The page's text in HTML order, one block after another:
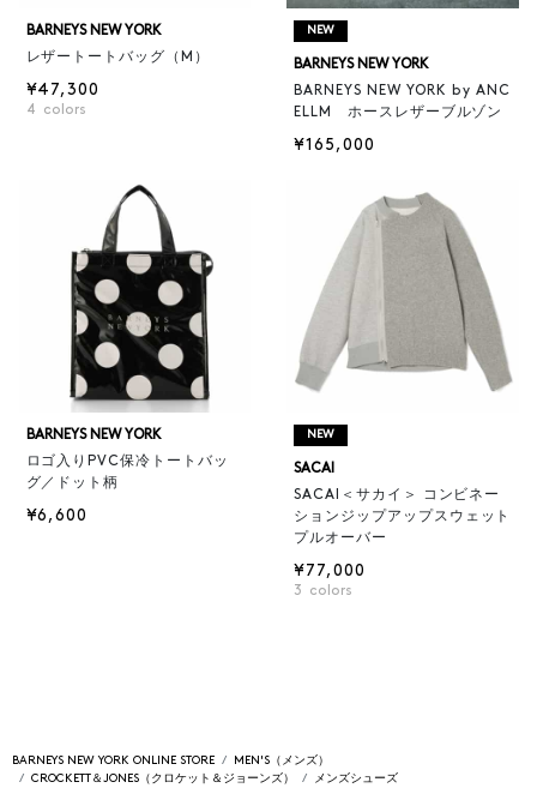
BARNEYS NEW YORK
レザートートバッグ（M）
¥47,300
4 colors
NEW
BARNEYS NEW YORK
BARNEYS NEW YORK by ANC
ELLM ホースレザーブルゾン
¥165,000
BARNEYS NEW YORK
ロゴ入りPVC保冷トートバッ
グ／ドット柄
¥6,600
NEW
SACAI
SACAI＜サカイ＞ コンビネー
ションジップアップスウェット
プルオーバー
¥77,000
3 colors
BARNEYS NEW YORK ONLINE STORE
MEN'S（メンズ）
CROCKETT＆JONES（クロケット＆ジョーンズ）
メンズシューズ